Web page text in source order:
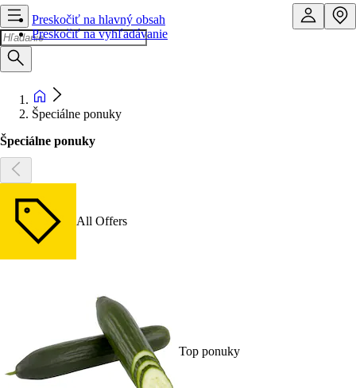
Preskočiť na hlavný obsah
Preskočiť na vyhľadávanie
Špeciálne ponuky
Špeciálne ponuky
All Offers
Top ponuky